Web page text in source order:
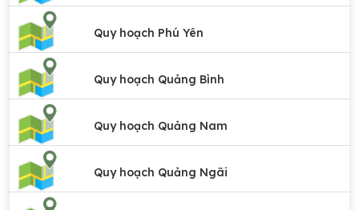
Quy hoạch Phú Yên
Quy hoạch Quảng Bình
Quy hoạch Quảng Nam
Quy hoạch Quảng Ngãi